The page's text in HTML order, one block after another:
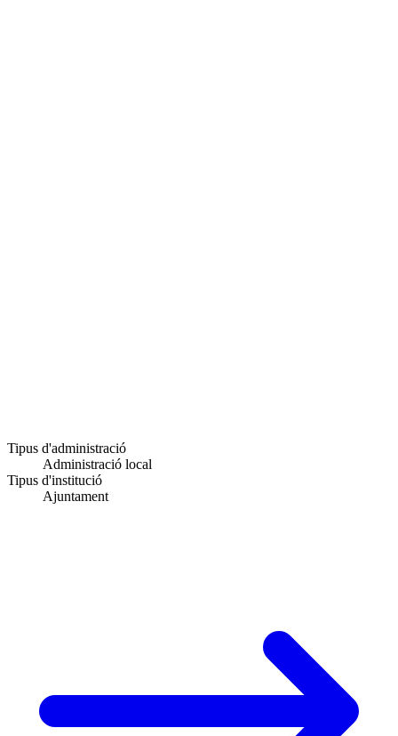
Tipus d'administració
Administració local
Tipus d'institució
Ajuntament